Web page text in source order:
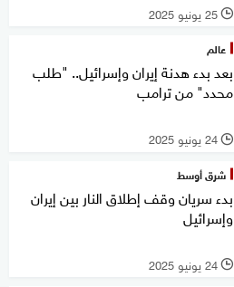
l 25 يونيو 2025
عالم
بعد بدء هدنة إيران وإسرائيل.. "طلب
محدد" من ترامب
l 24 يونيو 2025
شرق أوسط
بدء سريان وقف إطلاق النار بين إيران
وإسرائيل
l 24 يونيو 2025